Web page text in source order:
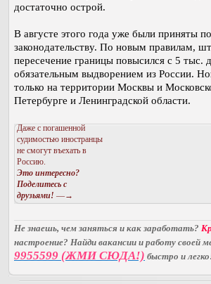
достаточно острой.
В августе этого года уже были приняты
законодательству. По новым правилам,
пересечение границы повысился с 5 тыс.
обязательным выдворением из России.
только на территории Москвы и
Петербурге и Ленинградской области.
Даже с погашенной
судимостью иностранцы
не смогут въехать в
Россию.
Это интересно?
Поделитесь с
друзьями! —→
Не знаешь, чем заняться и как заработать?
настроение? Найди вакансии и работу своей
9955599 (ЖМИ СЮДА!) быстро и